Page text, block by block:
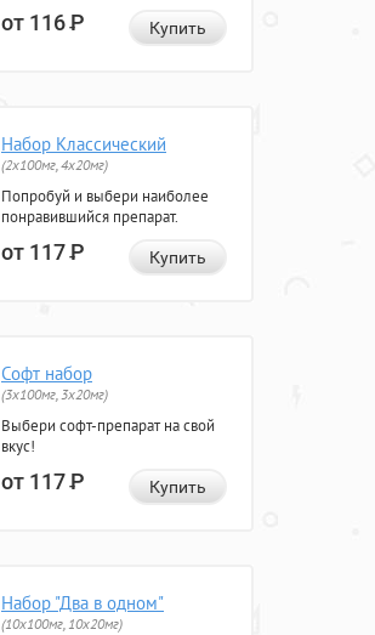
от 116Р Купить
Набор Классический
(2x100мг, 4x20мг)
Попробуй и выбери наиболее
понравившийся препарат.
от 117Р Купить
Софт набор
(3x100мг, 3x20мг)
Выбери софт-препарат на свой
вкус!
от 117Р Купить
Набор "Два в одном"
(10x100мг, 10x20мг)